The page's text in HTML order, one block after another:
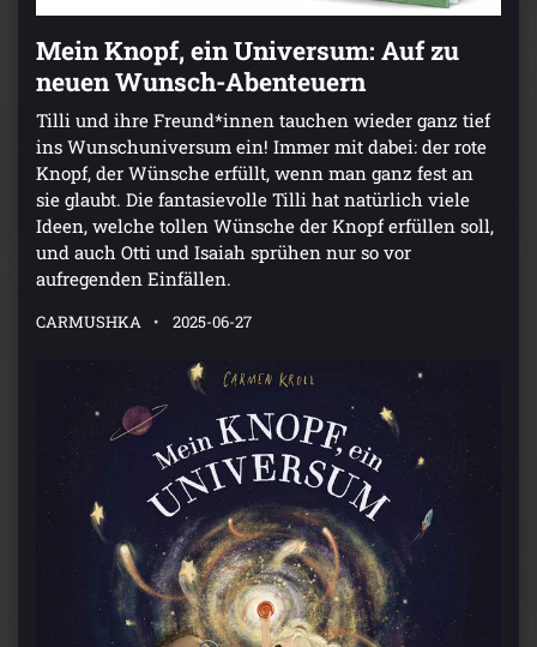
Mein Knopf, ein Universum: Auf zu
neuen Wunsch-Abenteuern
Tilli und ihre Freund*innen tauchen wieder ganz tief
ins Wunschuniversum ein! Immer mit dabei: der rote
Knopf, der Wünsche erfüllt, wenn man ganz fest an
sie glaubt. Die fantasievolle Tilli hat natürlich viele
Ideen, welche tollen Wünsche der Knopf erfüllen soll,
und auch Otti und Isaiah sprühen nur so vor
aufregenden Einfällen.
CARMUSHKA 2025-06-27